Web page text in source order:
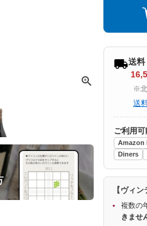
送
※北
送
ご利用
Amazon
Diners
【ヴィ
複数の
きませ